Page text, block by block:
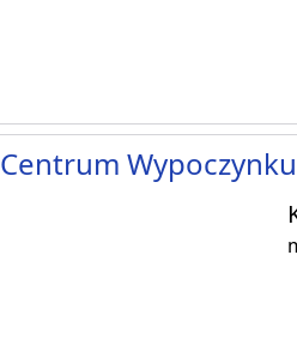
Centrum